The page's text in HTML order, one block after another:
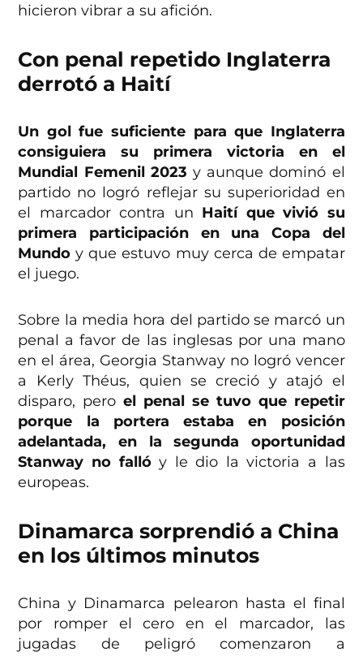
hicieron vibrar a su afición.
Con penal repetido Inglaterra
derrotó a Haití
Un gol fue suficiente para que Inglaterra
consiguiera su primera victoria en el
Mundial Femenil 2023 y aunque dominó el
partido no logró reflejar su superioridad en
el marcador contra un Haití que vivió su
primera participación en una Copa del
Mundo y que estuvo muy cerca de empatar
el juego.
Sobre la media hora del partido se marcó un
penal a favor de las inglesas por una mano
en el área, Georgia Stanway no logró vencer
a Kerly Théus, quien se creció y atajó el
disparo, pero el penal se tuvo que repetir
porque la portera estaba en posición
adelantada, en la segunda oportunidad
Stanway no fallóy le dio la victoria a las
europeas.
Dinamarca sorprendió a China
en los últimos minutos
China y Dinamarca pelearon hasta el final
por romper el cero en el marcador, las
jugadas de peligró comenzaron a